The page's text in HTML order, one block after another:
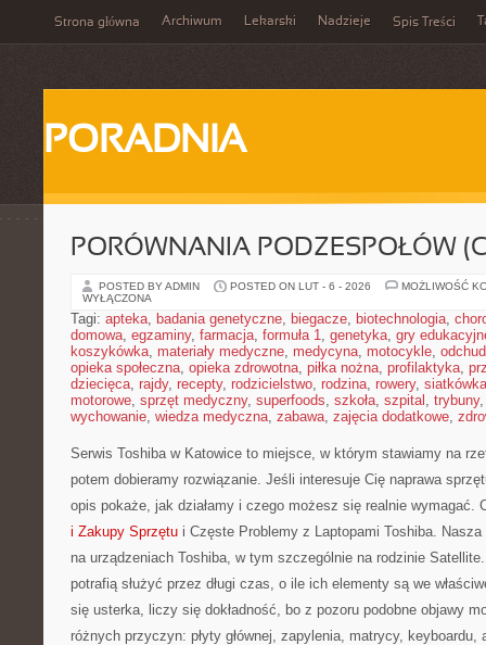
Strona główna Archiwum Lekarski Nadzieje Spis Treści
PORADNIA
PORÓWNANIA PODZESPOŁÓW
POSTED BY ADMIN POSTED ON LUT - 6 - 2026
MOŻLIWOŚĆ
WYŁĄCZONA
Tagi: apteka, badania genetyczne, biegacze, biotechnologia,
domowa, egzaminy, farmacja, formuła 1, genetyka, gry
koszykówka, materiały medyczne, medycyna, motocykle,
opieka społeczna, opieka zdrowotna, piłka nożna, profilaktyka,
dziecięca, rajdy, recepty, rodzicielstwo, rodzina, rowery, siatkówka
motorowe, sprzęt medyczny, superfoods, szkoła, szpital , trybuny
wychowanie, wiedza medyczna, zabawa, zajęcia dodatkowe,
Serwis Toshiba w Katowice to miejsce, w którym stawiamy na
potem dobieramy rozwiązanie. Jeśli interesuje Cię naprawa
opis pokaże, jak działamy i czego możesz się realnie wymagać.
i Zakupy Sprzętu i Częste Problemy z Laptopami Toshiba.
na urządzeniach Toshiba, w tym szczególnie na rodzinie
potrafią służyć przez długi czas, o ile ich elementy są we
się usterka, liczy się dokładność, bo z pozoru podobne objawy
różnych przyczyn: płyty głównej, zapylenia, matrycy,